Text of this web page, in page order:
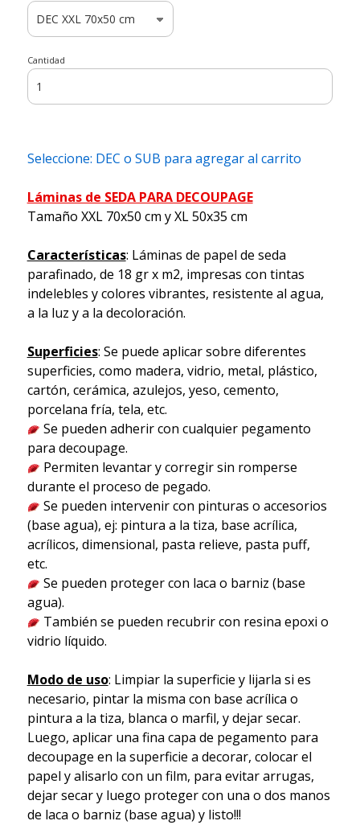
Cantidad
Seleccione: DEC o SUB para agregar al carrito
Láminas de SEDA PARA DECOUPAGE
Tamaño XXL 70x50 cm y XL 50x35 cm
Características: Láminas de papel de seda
parafinado, de 18 gr x m2, impresas con tintas
indelebles y colores vibrantes, resistente al agua,
a la luz y a la decoloración.
Superficies: Se puede aplicar sobre diferentes
superficies, como madera, vidrio, metal, plástico,
cartón, cerámica, azulejos, yeso, cemento,
porcelana fría, tela, etc.
Se pueden adherir con cualquier pegamento
para decoupage.
Permiten levantar y corregir sin romperse
durante el proceso de pegado.
Se pueden intervenir con pinturas o accesorios
(base agua), ej: pintura a la tiza, base acrílica,
acrílicos, dimensional, pasta relieve, pasta puff,
etc.
Se pueden proteger con laca o barniz (base
agua).
También se pueden recubrir con resina epoxi o
vidrio líquido.
Modo de uso: Limpiar la superficie y lijarla si es
necesario, pintar la misma con base acrílica o
pintura a la tiza, blanca o marfil, y dejar secar.
Luego, aplicar una fina capa de pegamento para
decoupage en la superficie a decorar, colocar el
papel y alisarlo con un film, para evitar arrugas,
dejar secar y luego proteger con una o dos manos
de laca o barniz (base agua) y listo!!!